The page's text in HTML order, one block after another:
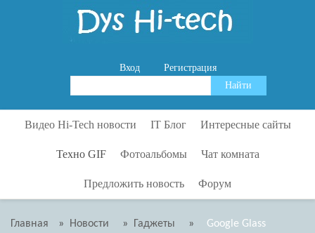
Вход Регистрация
Видео Hi-Tech новости
Тесты
Технологии
IT Блог
ИнтернетСМИ
Кибератаки
Оружие
Интересные сайты
Интернет сервисы
Музыка
Путешествия
Техно GIF Фотоальбомы Чат комната
Предложить новость Форум
Главная » Новости » Гаджеты » Google Glass